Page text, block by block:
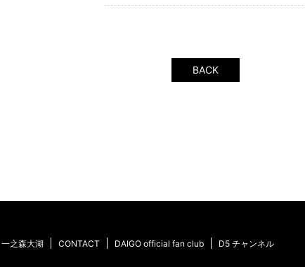
BACK
一之森大湖 CONTACT DAIGO official fan club D5 チャンネル